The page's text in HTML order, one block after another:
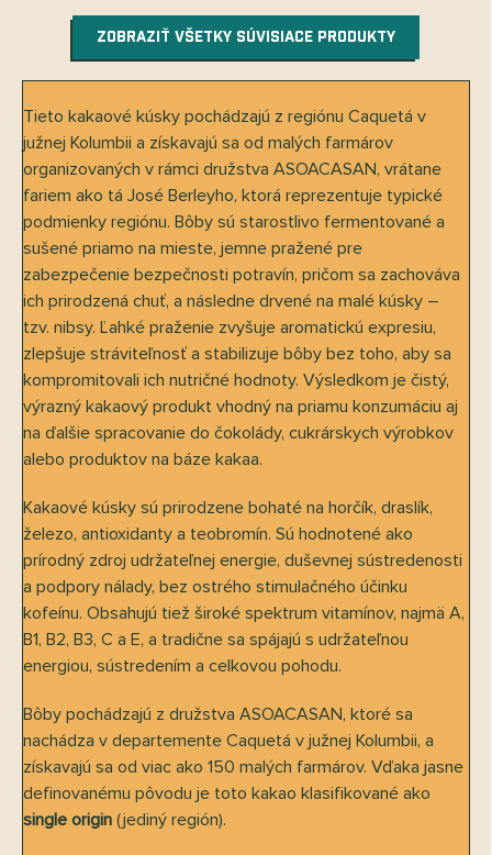
ZOBRAZIŤ VŠETKY SÚVISIACE PRODUKTY
Tieto kakaové kúsky pochádzajú z regiónu Caquetá v
južnej Kolumbii a získavajú sa od malých farmárov
organizovaných v rámci družstva ASOACASAN, vrátane
fariem ako tá José Berleyho, ktorá reprezentuje typické
podmienky regiónu. Bôby sú starostlivo fermentované a
sušené priamo na mieste, jemne pražené pre
zabezpečenie bezpečnosti potravín, pričom sa zachováva
ich prirodzená chuť, a následne drvené na malé kúsky –
tzv. nibsy. Ľahké praženie zvyšuje aromatickú expresiu,
zlepšuje stráviteľnosť a stabilizuje bôby bez toho, aby sa
kompromitovali ich nutričné hodnoty. Výsledkom je čistý,
výrazný kakaový produkt vhodný na priamu konzumáciu aj
na ďalšie spracovanie do čokolády, cukrárskych výrobkov
alebo produktov na báze kakaa.
Kakaové kúsky sú prirodzene bohaté na horčík, draslík,
železo, antioxidanty a teobromín. Sú hodnotené ako
prírodný zdroj udržateľnej energie, duševnej sústredenosti
a podpory nálady, bez ostrého stimulačného účinku
kofeínu. Obsahujú tiež široké spektrum vitamínov, najmä A,
B1, B2, B3, C a E, a tradične sa spájajú s udržateľnou
energiou, sústredením a celkovou pohodu.
Bôby pochádzajú z družstva ASOACASAN, ktoré sa
nachádza v departemente Caquetá v južnej Kolumbii, a
získavajú sa od viac ako 150 malých farmárov. Vďaka jasne
definovanému pôvodu je toto kakao klasifikované ako
single origin (jediný región).